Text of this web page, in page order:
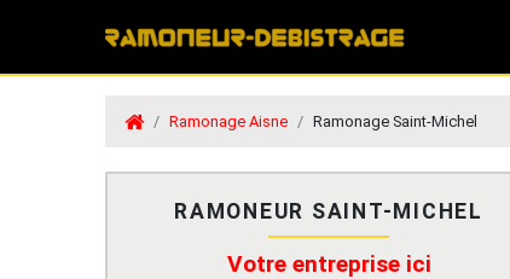
Ramonage Aisne Ramonage Saint-Michel
RAMONEUR SAINT-MICHEL
Votre entreprise ici